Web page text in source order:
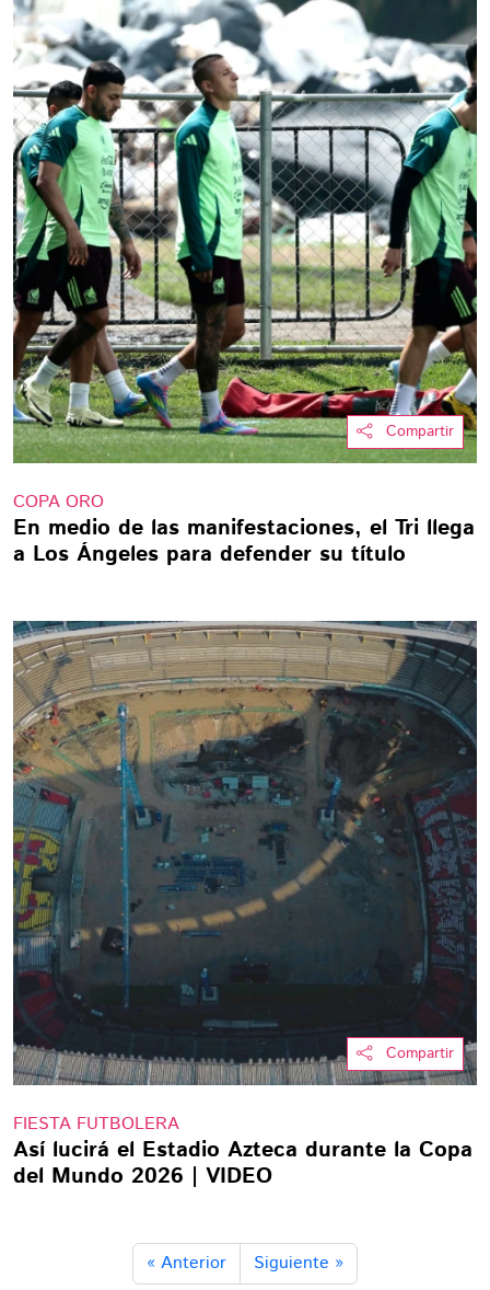
Compartir
COPA ORO
En medio de las manifestaciones, el Tri llega
a Los Ángeles para defender su título
Compartir
FIESTA FUTBOLERA
Así lucirá el Estadio Azteca durante la Copa
del Mundo 2026 | VIDEO
« Anterior Siguiente »